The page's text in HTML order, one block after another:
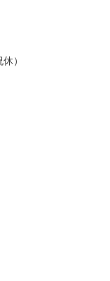
）